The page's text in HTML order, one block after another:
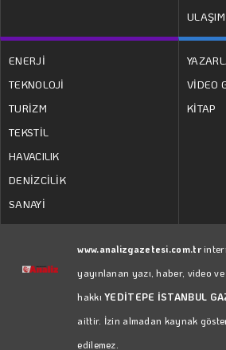
ULAŞIM
ENERJİ
TEKNOLOJİ
TURİZM
TEKSTİL
HAVACILIK
DENİZCİLİK
SANAYİ
VİDEO
KİTAP
www.analizgazetesi.com.tr
yayınlanan yazı, haber, video
hakkıYEDİTEPE İSTANBUL
aittir. İzin almadan kaynak
edilemez.